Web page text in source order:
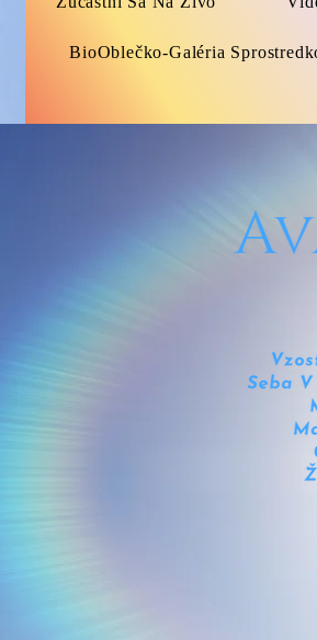
BioOblečko-Galéria